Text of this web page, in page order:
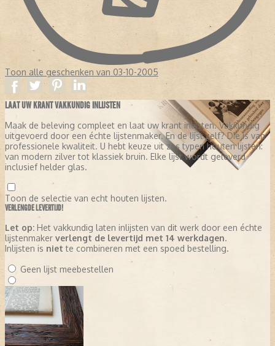
Toon alle geschenken van 03-10-2005
LAAT UW KRANT VAKKUNDIG INLIJSTEN
Maak de beleving compleet en laat uw krant inlijsten. Vakkundig
uitgevoerd door een échte lijstenmaker. En de lijst zelf? Die is van
professionele kwaliteit. U hebt keuze uit zes typen houten lijsten:
van modern zilver tot klassiek bruin. Elke lijst wordt geleverd
inclusief helder glas.
Toon de selectie van echt houten lijsten.
VERLENGDE LEVERTIJD!
Let op: Het vakkundig laten inlijsten van dit werk door een échte
lijstenmaker verlengt de levertijd met 14 werkdagen.
Inlijsten is niet te combineren met een spoed bestelling.
Geen lijst meebestellen